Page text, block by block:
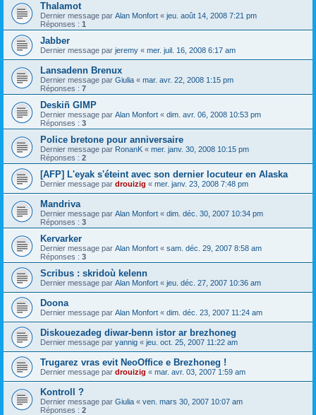
Thalamot
Dernier message par Alan Monfort « jeu. août 14, 2008 7:21 pm
Réponses : 1
Jabber
Dernier message par jeremy « mer. juil. 16, 2008 6:17 am
Lansadenn Brenux
Dernier message par Giulia « mar. avr. 22, 2008 1:15 pm
Réponses : 7
Deskiñ GIMP
Dernier message par Alan Monfort « dim. avr. 06, 2008 10:53 pm
Réponses : 3
Police bretone pour anniversaire
Dernier message par RonanK « mer. janv. 30, 2008 10:15 pm
Réponses : 2
[AFP] L'eyak s'éteint avec son dernier locuteur en Alaska
Dernier message par drouizig « mer. janv. 23, 2008 7:48 pm
Mandriva
Dernier message par Alan Monfort « dim. déc. 30, 2007 10:34 pm
Réponses : 3
Kervarker
Dernier message par Alan Monfort « sam. déc. 29, 2007 8:58 am
Réponses : 3
Scribus : skridoù kelenn
Dernier message par Alan Monfort « jeu. déc. 27, 2007 10:36 am
Doona
Dernier message par Alan Monfort « dim. déc. 23, 2007 11:24 am
Diskouezadeg diwar-benn istor ar brezhoneg
Dernier message par yannig « jeu. oct. 25, 2007 11:22 am
Trugarez vras evit NeoOffice e Brezhoneg !
Dernier message par drouizig « mar. avr. 03, 2007 1:59 am
Kontroll ?
Dernier message par Giulia « ven. mars 30, 2007 10:07 am
Réponses : 2